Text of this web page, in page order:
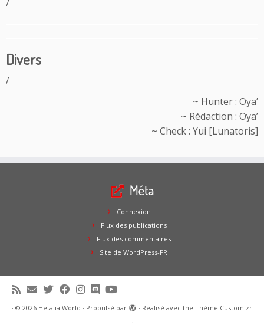
/
Divers
/
~ Hunter : Oya’
~ Rédaction : Oya’
~ Check : Yui [Lunatoris]
Méta
Connexion
Flux des publications
Flux des commentaires
Site de WordPress-FR
· © 2026 Hetalia World · Propulsé par · Réalisé avec the Thème Customizr
·